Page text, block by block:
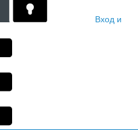
Вход и